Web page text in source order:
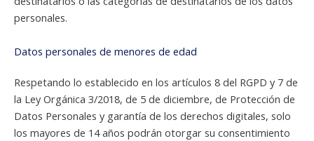
personales.
Datos personales de menores de edad
Respetando lo establecido en los artículos 8 del RGPD y 7 de
la Ley Orgánica 3/2018, de 5 de diciembre, de Protección de
Datos Personales y garantía de los derechos digitales, solo
los mayores de 14 años podrán otorgar su consentimiento